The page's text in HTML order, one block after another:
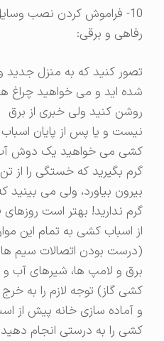
10- فراموش کردن نصب وسایل
رفاهی و برقی:
تصور کنید که به منزل جدید وارد
شده اید و می خواهید چراغ ها را
روشن کنید ولی خبری از برق
نیست و یا پس از پایان اسباب
کشی می خواهید یک دوش آب
گرم بگیرید که خستگی را از تن شما
بیرون بیاورد، ولی می بینید که آب
گرم ندارید! بهتر است روزهای قبل
از اسباب کشی به تمام این موارد
(درست بودن اتصالات سیم های
برق و لامپ ها، شیرهای آب و لوله
کشی گاز) توجه لازم را به خرج داده
و آماده سازی خانه پیش از اسباب
کشی را به درستی انجام دهید.